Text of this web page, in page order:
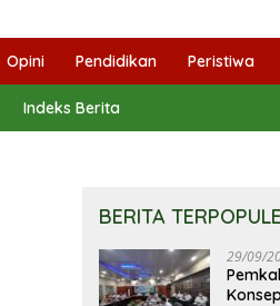
Opini Pendidikan Peristiwa
Indeks Berita
BERITA
29/09/